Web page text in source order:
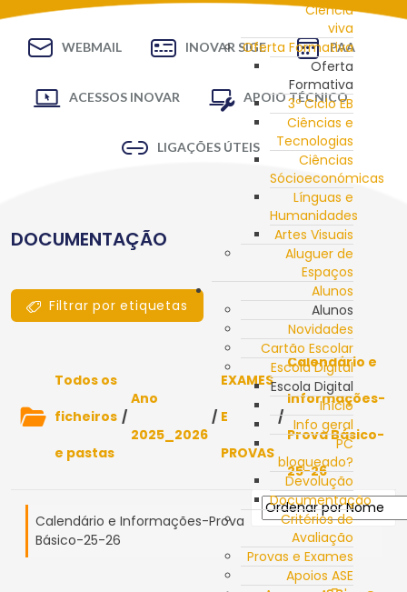
Ciência
viva
Oferta Formativa
Oferta
Formativa
3º Ciclo EB
Ciências e
Tecnologias
Ciências
Sócioeconómicas
Línguas e
Humanidades
Artes Visuais
Aluguer de
Espaços
Alunos
Alunos
Novidades
Cartão Escolar
Escola Digital
Escola Digital
Início
Info geral
PC
bloqueado?
Devolução
Documentação
Critérios de
Avaliação
Provas e Exames
Apoios ASE
WEBMAIL INOVAR SIGE PAA
ACESSOS INOVAR APOIO TÉCNICO
LIGAÇÕES ÚTEIS
DOCUMENTAÇÃO
Filtrar por etiquetas
Todos os
ficheiros
e pastas
/
Ano
2025_2026
/
EXAMES
E
PROVAS
/
Calendário e
Informações-
Prova Básico-
25-26
Calendário e Informações-Prova
Básico-25-26